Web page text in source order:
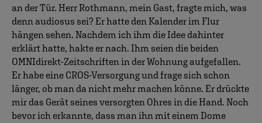
an der Tür. Herr Rothmann, mein Gast, fragte mich, was
denn audiosus sei? Er hatte den Kalender im Flur
hängen sehen. Nachdem ich ihm die Idee dahinter
erklärt hatte, hakte er nach. Ihm seien die beiden
OMNIdirekt-Zeitschriften in der Wohnung aufgefallen.
Er habe eine CROS-Versorgung und frage sich schon
länger, ob man da nicht mehr machen könne. Er drückte
mir das Gerät seines versorgten Ohres in die Hand. Noch
bevor ich erkannte, dass man ihn mit einem Dome